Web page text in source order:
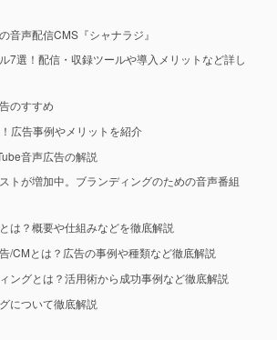
音声配信CMS『シャナラジ』
7選！配信・収録ツールや導入メリットなど詳し
のすすめ
広告事例やメリットを紹介
音声広告の解説
トが増加中。ブランディングのための音声番組
は？概要や仕組みなどを徹底解説
/CMとは？広告の事例や種類など徹底解説
ングとは？活用術から成功事例など徹底解説
について徹底解説